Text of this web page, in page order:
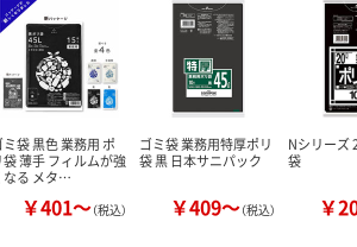
ミ袋 黒色 業務用 ポ
袋 薄手 フィルムが強
なる メタ…
￥401～（税込）
ゴミ袋 業務用特厚ポリ
袋 黒 日本サニパック
￥409～（税込）
Nシリーズ
袋
￥